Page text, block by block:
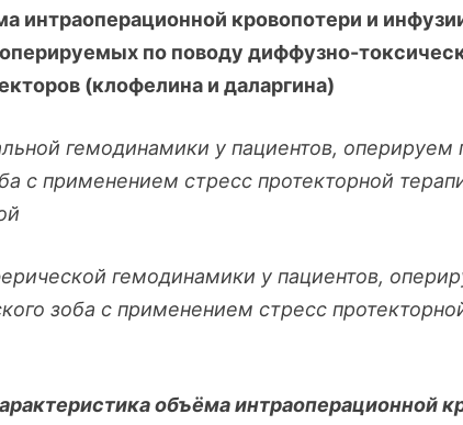
интраоперационной кровопотери и
по поводу диффузно-
(клофелина и даларгина)
гемодинамики у пациентов, оперируем
с применением стресс протекторной
гемодинамики у пациентов,
зоба с применением стресс
объёма интраоперационной